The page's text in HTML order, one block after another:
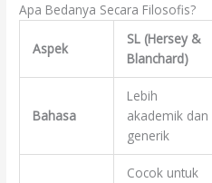
Apa Bedanya Secara Filosofis?
Aspek
SL (Hersey &
Blanchard)
Bahasa
Lebih
akademik dan
generik
Cocok untuk